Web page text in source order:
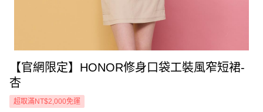
【官網限定】HONOR修身口袋工裝風窄短裙-
杏
超取滿NT$2,000免運